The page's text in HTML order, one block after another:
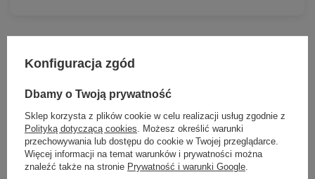
24 miesiące
Temperatura
przechowywania
od -5°C do 40°C
Wilgotność
przechowywania
od 40°C do 60°C
Konfiguracja zgód
Dbamy o Twoją prywatność
Sklep korzysta z plików cookie w celu realizacji usług zgodnie z
Polityką dotyczącą cookies. Możesz określić warunki
przechowywania lub dostępu do cookie w Twojej przeglądarce.
Więcej informacji na temat warunków i prywatności można
znaleźć także na stronie Prywatność i warunki Google.